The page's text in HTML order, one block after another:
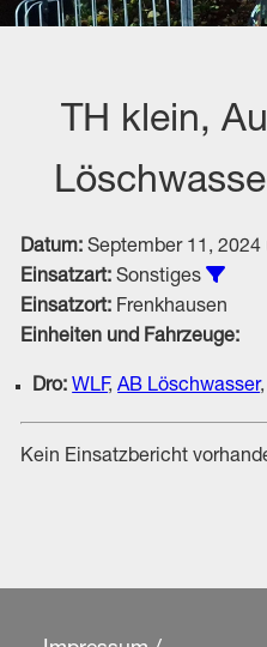
TH klein,
Datum: September 11, 2024
Einsatzart: Sonstiges
Einsatzort: Frenkhausen
Einheiten und Fahrzeuge:
Dro: WLF,AB Löschwasser
Kein Einsatzbericht